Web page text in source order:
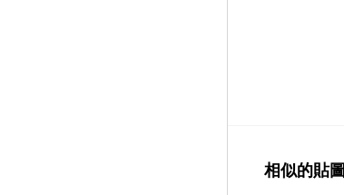
相似的貼圖